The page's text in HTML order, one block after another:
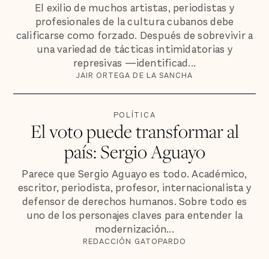
El exilio de muchos artistas, periodistas y
profesionales de la cultura cubanos debe
calificarse como forzado. Después de sobrevivir a
una variedad de tácticas intimidatorias y
represivas —identificad...
JAIR ORTEGA DE LA SANCHA
POLÍTICA
El voto puede transformar al
país: Sergio Aguayo
Parece que Sergio Aguayo es todo. Académico,
escritor, periodista, profesor, internacionalista y
defensor de derechos humanos. Sobre todo es
uno de los personajes claves para entender la
modernización...
REDACCIÓN GATOPARDO